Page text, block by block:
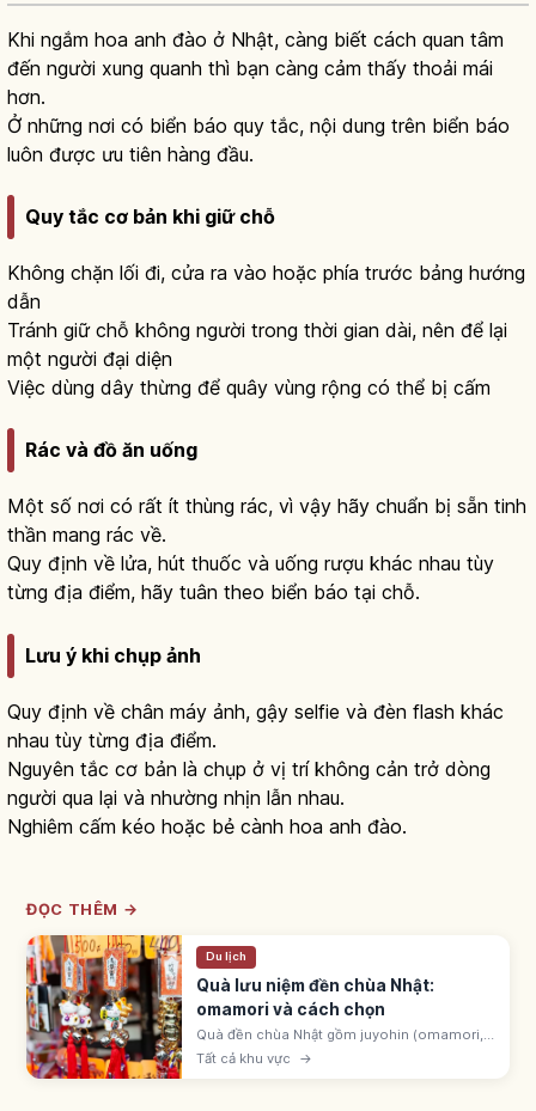
Khi ngắm hoa anh đào ở Nhật, càng biết cách quan tâm
đến người xung quanh thì bạn càng cảm thấy thoải mái
hơn.
Ở những nơi có biển báo quy tắc, nội dung trên biển báo
luôn được ưu tiên hàng đầu.
Quy tắc cơ bản khi giữ chỗ
Không chặn lối đi, cửa ra vào hoặc phía trước bảng hướng
dẫn
Tránh giữ chỗ không người trong thời gian dài, nên để lại
một người đại diện
Việc dùng dây thừng để quây vùng rộng có thể bị cấm
Rác và đồ ăn uống
Một số nơi có rất ít thùng rác, vì vậy hãy chuẩn bị sẵn tinh
thần mang rác về.
Quy định về lửa, hút thuốc và uống rượu khác nhau tùy
từng địa điểm, hãy tuân theo biển báo tại chỗ.
Lưu ý khi chụp ảnh
Quy định về chân máy ảnh, gậy selfie và đèn flash khác
nhau tùy từng địa điểm.
Nguyên tắc cơ bản là chụp ở vị trí không cản trở dòng
người qua lại và nhường nhịn lẫn nhau.
Nghiêm cấm kéo hoặc bẻ cành hoa anh đào.
ĐỌC THÊM →
Du lịch
Quà lưu niệm đền chùa Nhật:
omamori và cách chọn
Quà đền chùa Nhật gồm juyohin (omamori,
goshuin, ofuda) gọi là được ban tặng, và đồ
engimono ở cửa hàng monzen-machi.
Tất cả khu vực →